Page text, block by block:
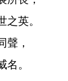
之英。
聲，
名。